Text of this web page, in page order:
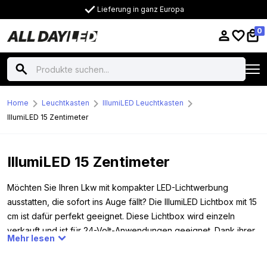
Lieferung in ganz Europa
0
Home Leuchtkasten
IllumiLED Leuchtkasten
IllumiLED 15 Zentimeter
IllumiLED 15 Zentimeter
Möchten Sie Ihren Lkw mit kompakter LED-Lichtwerbung
ausstatten, die sofort ins Auge fällt? Die IllumiLED Lichtbox mit 15
cm ist dafür perfekt geeignet. Diese Lichtbox wird einzeln
verkauft und ist für 24-Volt-Anwendungen geeignet. Dank ihrer
schlanken 8-cm-Bauhöhe lässt sie sich einfach montieren, ohne
Mehr lesen